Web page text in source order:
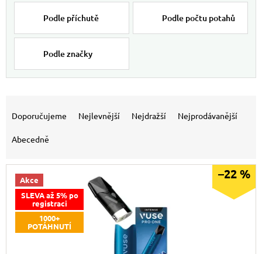
Podle příchutě Podle počtu potahů
Podle značky
Doporučujeme Nejlevnější Nejdražší Nejprodávanější
Abecedně
Akce
SLEVA až 5% po
registraci
1000+
POTÁHNUTÍ
–22 %